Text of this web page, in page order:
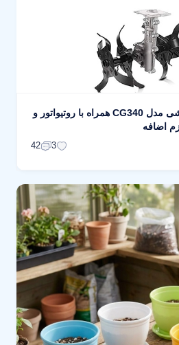
علف زن دوشی میتسوبیشی مدل CG340 همراه با روتیواتور و
اضافه
3
42